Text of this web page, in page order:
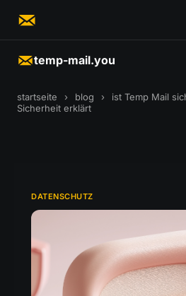
temp-mail.you
startseite › blog ›
ist Temp Mail
Sicherheit erklärt
DATENSCHUTZ